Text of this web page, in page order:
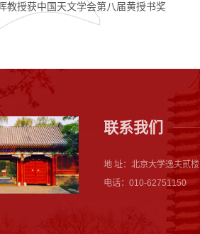
教授获中国天文学会第八届黄授书奖
联系我们
地 址：北京大学逸夫贰楼
电话：010-62751150